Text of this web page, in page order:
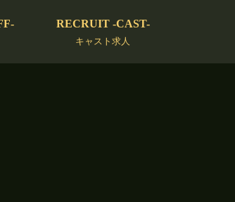
RECRUIT -CAST-
キャスト求人